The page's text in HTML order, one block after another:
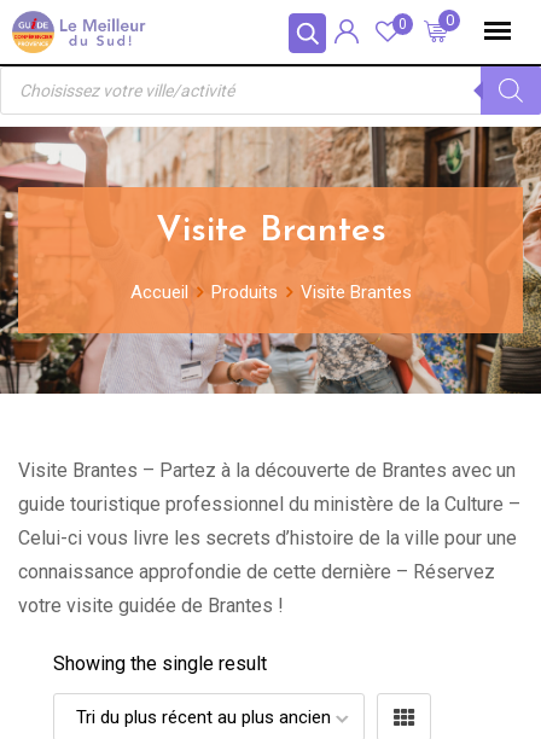
Panneau de gestion des cookies
Skip
to
content
0
0
Recherche
produits
Visite Brantes
Accueil Produits Visite Brantes
Visite Brantes – Partez à la découverte de Brantes avec un
guide touristique professionnel du ministère de la Culture –
Celui-ci vous livre les secrets d’histoire de la ville pour une
connaissance approfondie de cette dernière – Réservez
votre visite guidée de Brantes !
Showing the single result